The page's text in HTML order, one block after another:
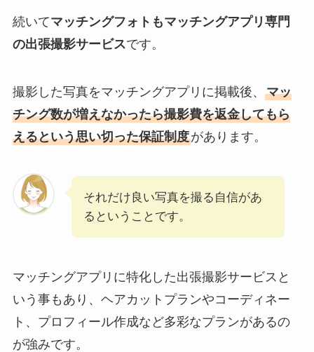
続いてマッチングフォトもマッチングアプリ専門
の出張撮影サービスです。
撮影した写真をマッチングアプリに掲載後、 マッ
チング数が増えなかったら撮影費を返金してもら
えるという思い切った保証制度があります。
それだけ良い写真を撮る自信があ
るということです。
マッチングアプリに特化した出張撮影サービスと
いう事もあり、ヘアカットプランやコーディネー
ト、プロフィール作成など多彩なプランがあるの
が強みです。